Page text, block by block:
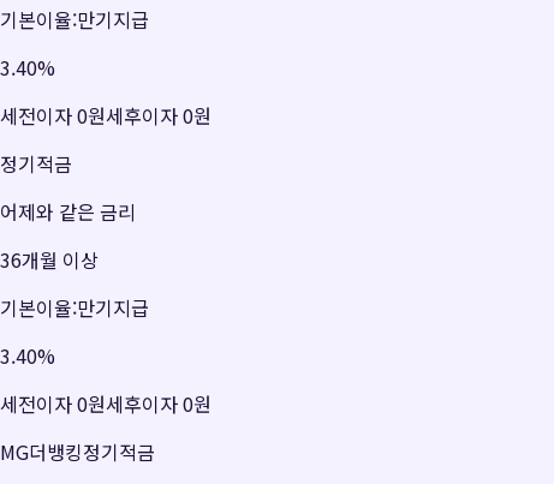
기본이율:만기지급
3.40%
세전이자0원세후이자0원
정기적금
어제와 같은 금리
36개월 이상
기본이율:만기지급
3.40%
세전이자0원세후이자0원
MG더뱅킹정기적금